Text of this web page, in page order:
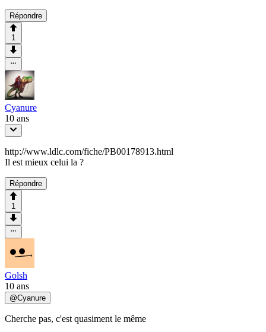
Répondre
1
Cyanure
10 ans
http://www.ldlc.com/fiche/PB00178913.html
Il est mieux celui la ?
Répondre
1
Golsh
10 ans
@Cyanure
Cherche pas, c'est quasiment le même